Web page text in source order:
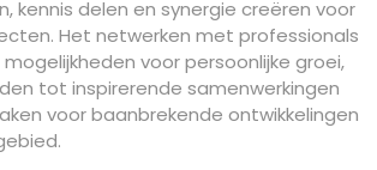
kennis delen en synergie creëren voor
Het netwerken met professionals
voor persoonlijke groei,
tot inspirerende samenwerkingen
voor baanbrekende ontwikkelingen